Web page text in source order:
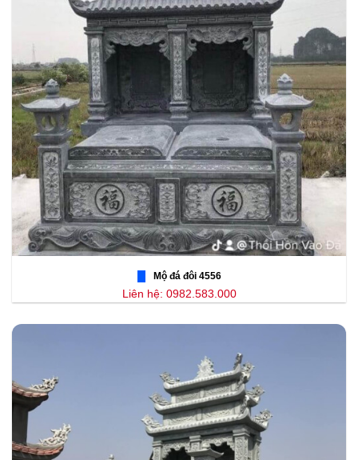
Mộ đá đôi 4556
Liên hệ: 0982.583.000